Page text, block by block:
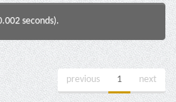
seconds).
previous 1 next